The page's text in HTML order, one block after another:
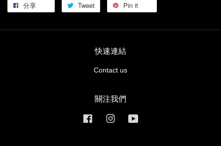
分享 Tweet Pin it
快速連結
Contact us
關注我們
FacebookInstagram